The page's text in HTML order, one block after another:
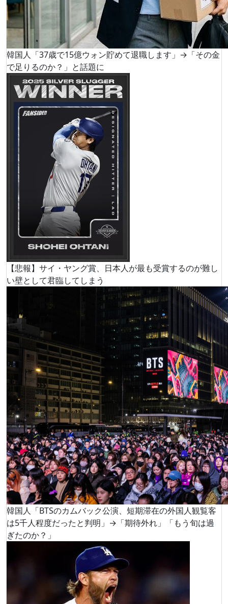
韓国人「37歳で15億ウォン貯めて退職します」→「その金
で足りるのか？」と話題に
【悲報】サイ・ヤング賞、日本人が最も受賞するのが難し
い壁として君臨してしまう
韓国人「BTSのカムバック公演、短期滞在の外国人観覧客
は5千人程度だったと判明」→「期待外れ」「もう旬は過
ぎたのか？」